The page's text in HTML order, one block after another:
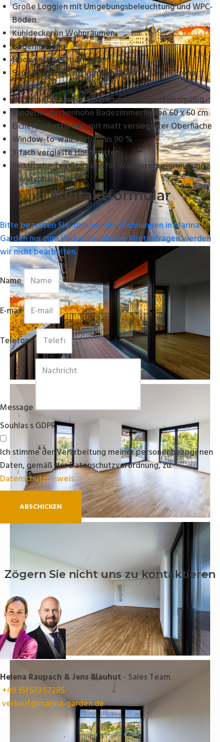
Große Loggien mit Umgebungsbeleuchtung und WPC-
Böden
Kühldecken in Wohnräumen
Bodenheizung
Hochwertige Oberflächen
Sanitärausstattung von Markenherstellern (Grohe,
Laufen)
Waschbeckenunterschrank und Spiegel serienmäßig
Moderne deckenhohe Badezimmerfliesen 60 x 60 cm
Eichenparkettdielen mit matt versiegelter Oberfläche
Window-to-wall Verhältnis 90 %
3-fach verglaste Holzfenster
Elektrische Textilscreens für Wärmereduzierung und
Privatsphäre
Kontaktformular
Bitte beachten Sie, dass wir die Wohnungen in Marina
Garden nur zum Verkauf anbieten. Mietanfragen werden
wir nicht bearbeiten.
Name
E-mail
Telefone
Message
Souhlas s GDPR
Ich stimme der Verarbeitung meiner personenbezogenen
Daten, gemäß der Datenschutzverordnung, zu.
Datenschutzhinweis
ABSCHICKEN
Zögern Sie nicht uns zu kontaktieren
Helena Raupach & Jens Blauhut - Sales Team
+49 151 573 57285
verkauf@marina-garden.de